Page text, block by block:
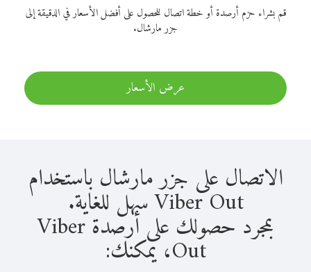
قم بشراء حزم أرصدة أو خطة اتصال للحصول على أفضل الأسعار في الدقيقة إلى
جزر مارشال.
عرض الأسعار
الاتصال على جزر مارشال باستخدام
Viber Out سهل للغاية.
بمجرد حصولك على أرصدة Viber
Out، يمكنك: